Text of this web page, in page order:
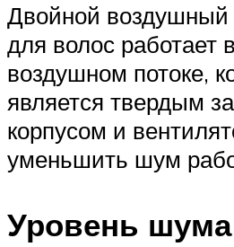
Двойной воздушный
для волос работает
воздушном потоке,
является твердым
корпусом и
уменьшить шум
Уровень шума